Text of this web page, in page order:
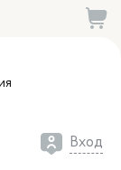
Вход